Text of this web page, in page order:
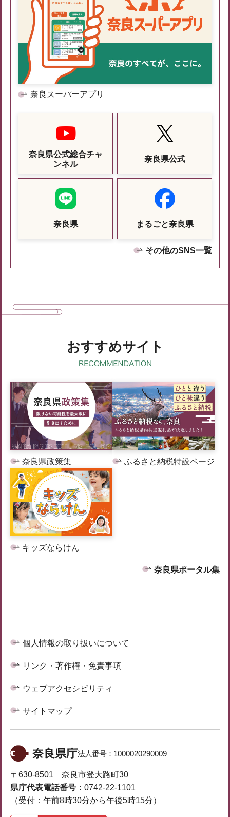
奈良スーパーアプリ
奈良県公式総合チャ
ンネル
奈良県公式
奈良県 まるごと奈良県
その他のSNS一覧
おすすめサイト
奈良県政策集 ふるさと納税特設ページ
キッズならけん
奈良県ポータル集
個人情報の取り扱いについて
リンク・著作権・免責事項
ウェブアクセシビリティ
サイトマップ
奈良県庁法人番号： 1000020290009
〒630-8501 奈良市登大路町30
県庁代表電話番号： 0742-22-1101
（受付：午前8時30分から午後5時15分）